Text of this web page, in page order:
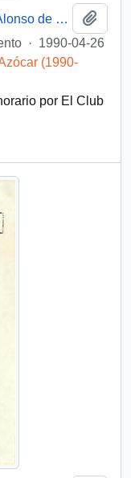
[Nombramiento El Club Deportivo "Alonso de ERCILLA"]
· 1990-04-26
(1990-
por El Club